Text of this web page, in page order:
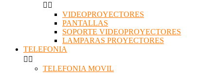
 
VIDEOPROYECTORES
PANTALLAS
SOPORTE VIDEOPROYECTORES
LAMPARAS PROYECTORES
TELEFONIA
 
TELEFONIA MOVIL